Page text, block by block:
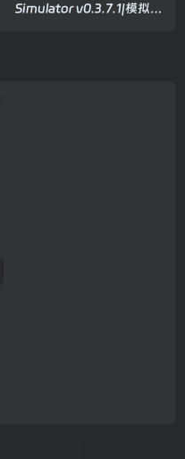
Simulator v0.3.7.1|模拟经